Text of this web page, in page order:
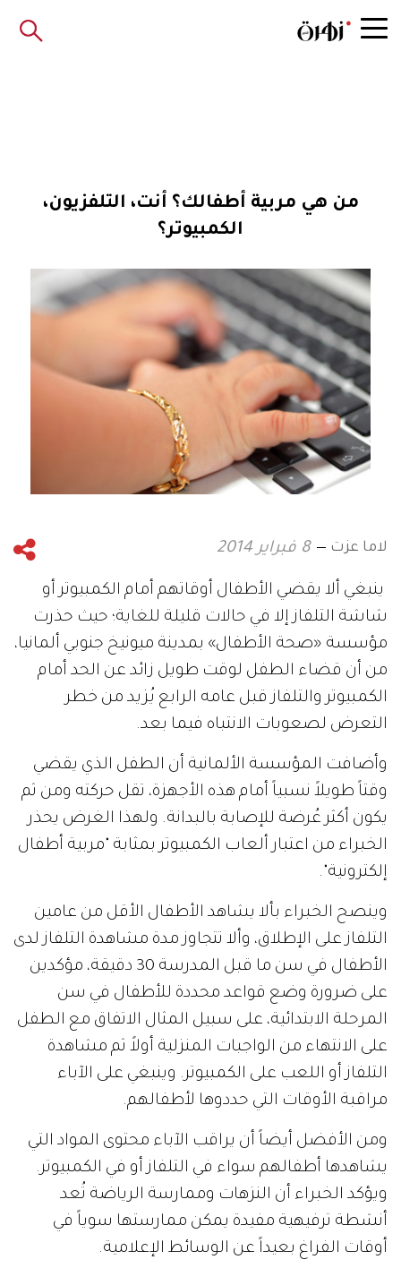
من هي مربية أطفالك؟ أنت، التلفزيون،
الكمبيوتر؟
لاما عزت 8 فبراير 2014
ينبغي ألا يقضي الأطفال أوقاتهم أمام الكمبيوتر أو
شاشة التلفاز إلا في حالات قليلة للغاية؛ حيث حذرت
مؤسسة «صحة الأطفال» بمدينة ميونيخ جنوبي ألمانيا،
من أن قضاء الطفل لوقت طويل زائد عن الحد أمام
الكمبيوتر والتلفاز قبل عامه الرابع يُزيد من خطر
التعرض لصعوبات الانتباه فيما بعد.
وأضافت المؤسسة الألمانية أن الطفل الذي يقضي
وقتاً طويلاً نسبياً أمام هذه الأجهزة، تقل حركته ومن ثم
يكون أكثر عُرضة للإصابة بالبدانة. ولهذا الغرض يحذر
الخبراء من اعتبار ألعاب الكمبيوتر بمثابة "مربية أطفال
إلكترونية".
وينصح الخبراء بألا يشاهد الأطفال الأقل من عامين
التلفاز على الإطلاق، وألا تتجاوز مدة مشاهدة التلفاز لدى
الأطفال في سن ما قبل المدرسة 30 دقيقة، مؤكدين
على ضرورة وضع قواعد محددة للأطفال في سن
المرحلة الابتدائية، على سبيل المثال الاتفاق مع الطفل
على الانتهاء من الواجبات المنزلية أولاً ثم مشاهدة
التلفاز أو اللعب على الكمبيوتر. وينبغي على الآباء
مراقبة الأوقات التي حددوها لأطفالهم.
ومن الأفضل أيضاً أن يراقب الآباء محتوى المواد التي
يشاهدها أطفالهم سواء في التلفاز أو في الكمبيوتر.
ويؤكد الخبراء أن النزهات وممارسة الرياضة تُعد
أنشطة ترفيهية مفيدة يمكن ممارستها سوياً في
أوقات الفراغ بعيداً عن الوسائط الإعلامية.